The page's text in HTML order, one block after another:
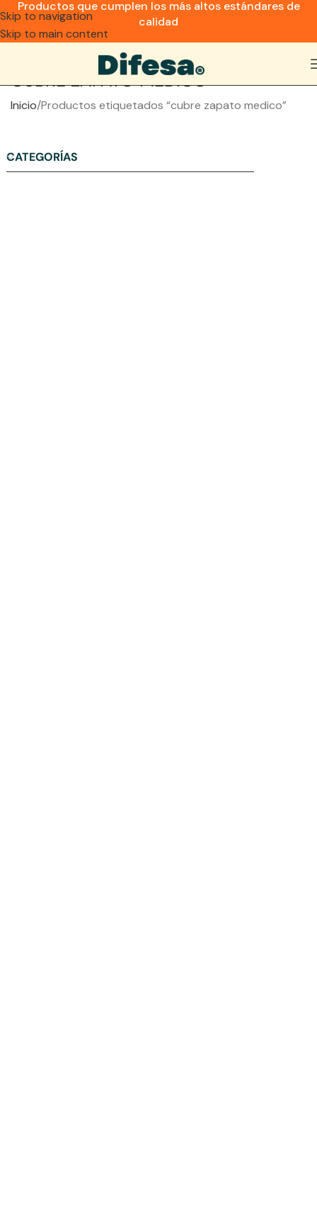
Skip to navigation
Skip to main content
CUBRE ZAPATO MEDICO
Inicio Productos etiquetados “cubre zapato medico”
CATEGORÍAS
Productos que cumplen los más altos estándares de
calidad